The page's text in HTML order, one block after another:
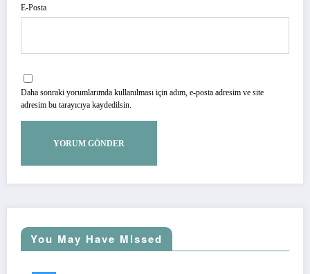
E-Posta
Daha sonraki yorumlarımda kullanılması için adım, e-posta adresim ve site
adresim bu tarayıcıya kaydedilsin.
You May Have Missed